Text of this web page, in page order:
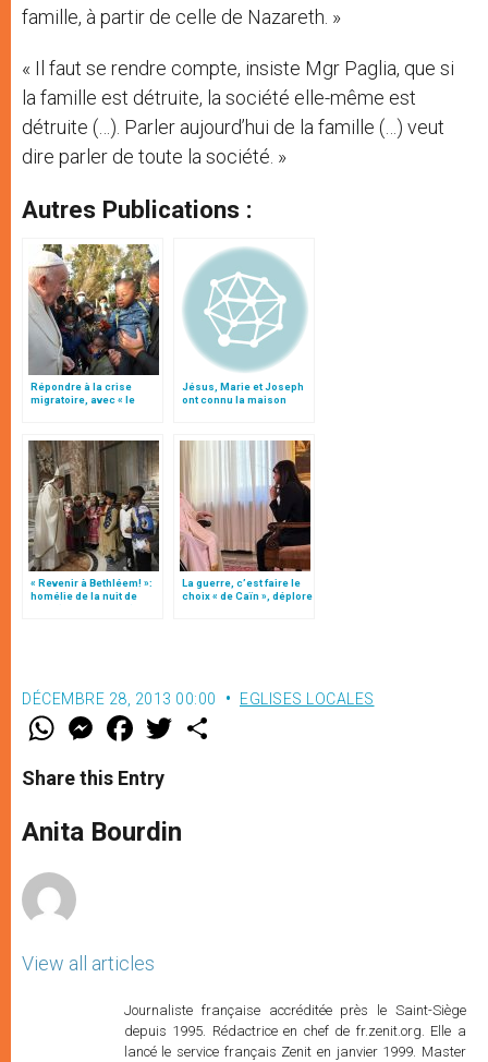
famille, à partir de celle de Nazareth. »
« Il faut se rendre compte, insiste Mgr Paglia, que si
la famille est détruite, la société elle-même est
détruite (…). Parler aujourd’hui de la famille (…) veut
dire parler de toute la société. »
Autres Publications :
Répondre à la crise
migratoire, avec « le
Jésus, Marie et Joseph
ont connu la maison
« Revenir à Bethléem! »:
homélie de la nuit de
Noël (texte complet)
La guerre, c’est faire le
choix « de Caïn », déplore
DÉCEMBRE 28, 2013 00:00 EGLISES LOCALES
W
t
s
p
p
M
e
s
e
g
e
F
a
e
b
o
k
w
r
Share this Entry
Anita Bourdin
View all articles
Journaliste française accréditée près le Saint-Siège
depuis 1995. Rédactrice en chef de fr.zenit.org. Elle a
lancé le service français Zenit en janvier 1999. Master